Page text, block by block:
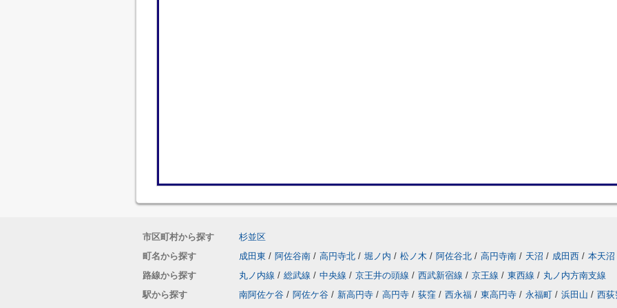
市区町村から探す
杉並区
町名から探す
成田東 / 阿佐谷南 / 高円寺北 / 堀ノ内 / 松ノ木 / 阿佐谷北 / 高円寺南 / 天沼 / 成田西 / 本天沼
路線から探す
丸ノ内線 / 総武線 / 中央線 / 京王井の頭線 / 西武新宿線 / 京王線 / 東西線 / 丸ノ内方南支線
駅から探す
南阿佐ケ谷 / 阿佐ケ谷 / 新高円寺 / 高円寺 / 荻窪 / 西永福 / 東高円寺 / 永福町 / 浜田山 / 西荻